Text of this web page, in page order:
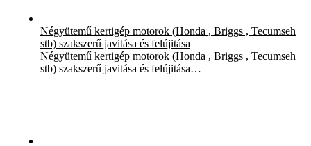
Négyütemű kertigép motorok (Honda , Briggs , Tecumseh
stb) szakszerű javitása és felújitása
Négyütemű kertigép motorok (Honda , Briggs , Tecumseh
stb) szakszerű javitása és felújitása…